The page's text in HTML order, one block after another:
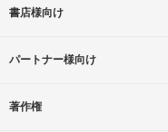
書店様向け
パートナー様向け
著作権